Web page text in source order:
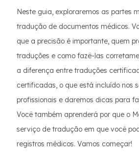
Neste guia, exploraremos as partes
tradução de documentos médicos.
que a precisão é importante, quem
traduções e como fazê-las
a diferença entre traduções
certificadas, o que está incluído nos
profissionais e daremos dicas para
Você também aprenderá por que o
serviço de tradução em que você
registros médicos. Vamos começar!